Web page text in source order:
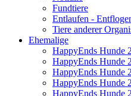
Fundtiere
Entlaufen -
Tiere anderer
Ehemalige
HappyEnds Hunde
HappyEnds Hunde
HappyEnds Hunde
HappyEnds Hunde
HappyEnds Hunde